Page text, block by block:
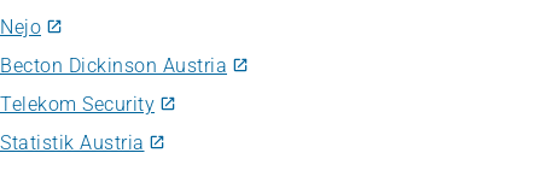
Nejo
Becton Dickinson Austria
Telekom Security
Statistik Austria